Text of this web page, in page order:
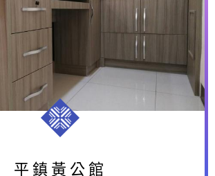
平鎮黃公館
平鎮黃公館